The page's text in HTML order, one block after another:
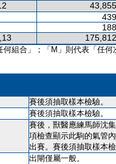
組合」；「M」則代表「任何
賽後須抽取樣本檢驗。
賽後須抽取樣本檢驗。
賽後，獸醫應練馬師沈
項檢查顯示此駒的氣管
出賽。賽後須抽取樣本
出閘僅屬一般。